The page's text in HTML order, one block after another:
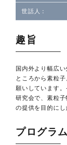
世話人：
趣旨
国内外より幅広
ところから素粒
願いしています
研究会で、素粒
の提供を目的にし
プログラ